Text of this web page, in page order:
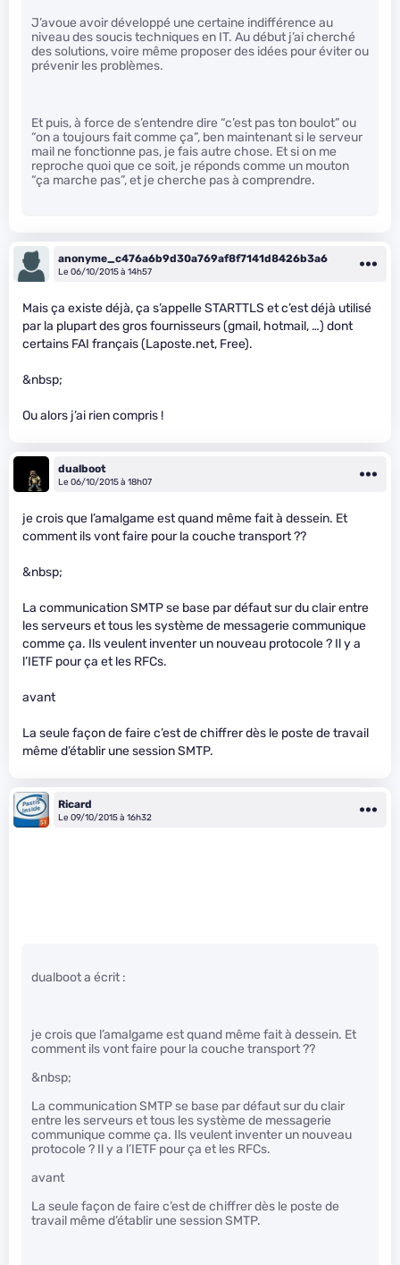
J’avoue avoir développé une certaine indifférence au
niveau des soucis techniques en IT. Au début j’ai cherché
des solutions, voire même proposer des idées pour éviter ou
prévenir les problèmes.
Et puis, à force de s’entendre dire “c’est pas ton boulot” ou
“on a toujours fait comme ça”, ben maintenant si le serveur
mail ne fonctionne pas, je fais autre chose. Et si on me
reproche quoi que ce soit, je réponds comme un mouton
“ça marche pas”, et je cherche pas à comprendre.
anonyme_c476a6b9d30a769af8f7141d8426b3a6
Le 06/10/2015 à 14h57
Mais ça existe déjà, ça s’appelle STARTTLS et c’est déjà utilisé
par la plupart des gros fournisseurs (gmail, hotmail, …) dont
certains FAI français (Laposte.net, Free).
&nbsp;
Ou alors j’ai rien compris !
dualboot
Le 06/10/2015 à 18h07
je crois que l’amalgame est quand même fait à dessein. Et
comment ils vont faire pour la couche transport ??
&nbsp;
La communication SMTP se base par défaut sur du clair entre
les serveurs et tous les système de messagerie communique
comme ça. Ils veulent inventer un nouveau protocole ? Il y a
l’IETF pour ça et les RFCs.
avant
La seule façon de faire c’est de chiffrer dès le poste de travail
même d’établir une session SMTP.
Ricard
Le 09/10/2015 à 16h32
dualboot a écrit :
je crois que l’amalgame est quand même fait à dessein. Et
comment ils vont faire pour la couche transport ??
&nbsp;
La communication SMTP se base par défaut sur du clair
entre les serveurs et tous les système de messagerie
communique comme ça. Ils veulent inventer un nouveau
protocole ? Il y a l’IETF pour ça et les RFCs.
avant
La seule façon de faire c’est de chiffrer dès le poste de
travail même d’établir une session SMTP.